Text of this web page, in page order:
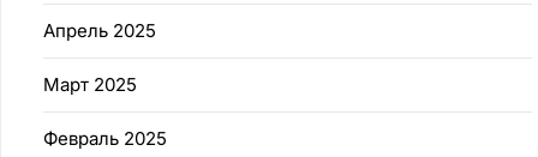
Апрель 2025
Март 2025
Февраль 2025